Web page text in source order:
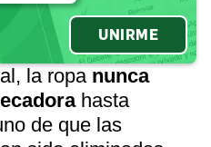
UNIRME
la ropa nunca
hasta
de que las